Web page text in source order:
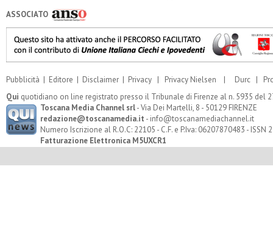
ASSOCIATO
Pubblicità | Editore | Disclaimer | Privacy | Privacy Nielsen | Durc |
Qui quotidiano on line registrato presso il Tribunale di Firenze al n. 5935 del
Toscana Media Channel srl- Via Dei Martelli, 8 - 50129 FIRENZE
redazione@toscanamedia.it - info@toscanamediachannel.it
Numero Iscrizione al R.O.C: 22105 - C.F. e P.Iva: 06207870483 - ISSN
Fatturazione Elettronica M5UXCR1